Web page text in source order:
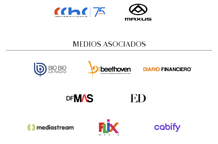
MEDIOS ASOCIADOS